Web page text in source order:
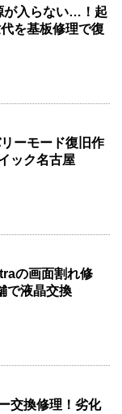
が入らない…！起
を基板修理で復
ーモード復旧作
ック名古屋
の画面割れ修
で液晶交換
交換修理！劣化